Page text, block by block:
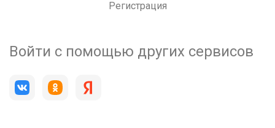
Регистрация
Войти с помощью других сервисов